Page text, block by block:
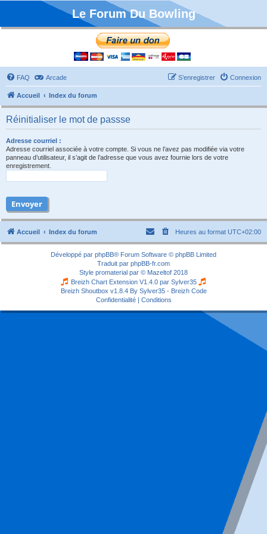
Le Forum Du Bowling
FAQ Arcade Connexion
S’enregistrer
Accueil Index du forum
Réinitialiser le mot de passse
Adresse courriel :
Adresse courriel associée à votre compte. Si vous ne l’avez pas modifiée via votre
panneau d’utilisateur, il s’agit de l’adresse que vous avez fournie lors de votre
enregistrement.
Accueil Index du forum Heures au format UTC+02:00
Développé par phpBB® Forum Software © phpBB Limited
Traduit par phpBB-fr.com
Style promaterial par © Mazeltof 2018
Breizh Chart Extension V1.4.0 par Sylver35
Breizh Shoutbox v1.8.4 By Sylver35 - Breizh Code
Confidentialité| Conditions